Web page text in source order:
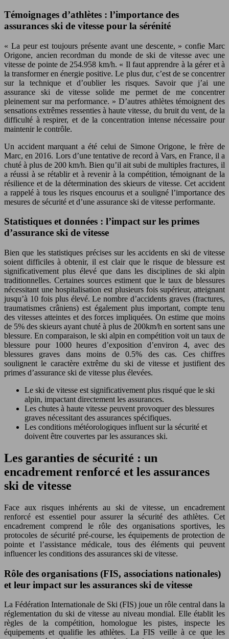
Témoignages d’athlètes : l’importance des
assurances ski de vitesse pour la sérénité
« La peur est toujours présente avant une descente, » confie Marc
Origone, ancien recordman du monde de ski de vitesse avec une
vitesse de pointe de 254.958 km/h. « Il faut apprendre à la gérer et à
la transformer en énergie positive. Le plus dur, c’est de se concentrer
sur la technique et d’oublier les risques. Savoir que j’ai une
assurance ski de vitesse solide me permet de me concentrer
pleinement sur ma performance. » D’autres athlètes témoignent des
sensations extrêmes ressenties à haute vitesse, du bruit du vent, de la
difficulté à respirer, et de la concentration intense nécessaire pour
maintenir le contrôle.
Un accident marquant a été celui de Simone Origone, le frère de
Marc, en 2016. Lors d’une tentative de record à Vars, en France, il a
chuté à plus de 200 km/h. Bien qu’il ait subi de multiples fractures, il
a réussi à se rétablir et à revenir à la compétition, témoignant de la
résilience et de la détermination des skieurs de vitesse. Cet accident
a rappelé à tous les risques encourus et a souligné l’importance des
mesures de sécurité et d’une assurance ski de vitesse performante.
Statistiques et données : l’impact sur les primes
d’assurance ski de vitesse
Bien que les statistiques précises sur les accidents en ski de vitesse
soient difficiles à obtenir, il est clair que le risque de blessure est
significativement plus élevé que dans les disciplines de ski alpin
traditionnelles. Certaines sources estiment que le taux de blessures
nécessitant une hospitalisation est plusieurs fois supérieur, atteignant
jusqu’à 10 fois plus élevé. Le nombre d’accidents graves (fractures,
traumatismes crâniens) est également plus important, compte tenu
des vitesses atteintes et des forces impliquées. On estime que moins
de 5% des skieurs ayant chuté à plus de 200km/h en sortent sans une
blessure. En comparaison, le ski alpin en compétition voit un taux de
blessure pour 1000 heures d’exposition d’environ 4, avec des
blessures graves dans moins de 0.5% des cas. Ces chiffres
soulignent le caractère extrême du ski de vitesse et justifient des
primes d’assurance ski de vitesse plus élevées.
Le ski de vitesse est significativement plus risqué que le ski
alpin, impactant directement les assurances.
Les chutes à haute vitesse peuvent provoquer des blessures
graves nécessitant des assurances spécifiques.
Les conditions météorologiques influent sur la sécurité et
doivent être couvertes par les assurances ski.
Les garanties de sécurité : un
encadrement renforcé et les assurances
ski de vitesse
Face aux risques inhérents au ski de vitesse, un encadrement
renforcé est essentiel pour assurer la sécurité des athlètes. Cet
encadrement comprend le rôle des organisations sportives, les
protocoles de sécurité pré-course, les équipements de protection de
pointe et l’assistance médicale, tous des éléments qui peuvent
influencer les conditions des assurances ski de vitesse.
Rôle des organisations (FIS, associations nationales)
et leur impact sur les assurances ski de vitesse
La Fédération Internationale de Ski (FIS) joue un rôle central dans la
réglementation du ski de vitesse au niveau mondial. Elle établit les
règles de la compétition, homologue les pistes, inspecte les
équipements et qualifie les athlètes. La FIS veille à ce que les